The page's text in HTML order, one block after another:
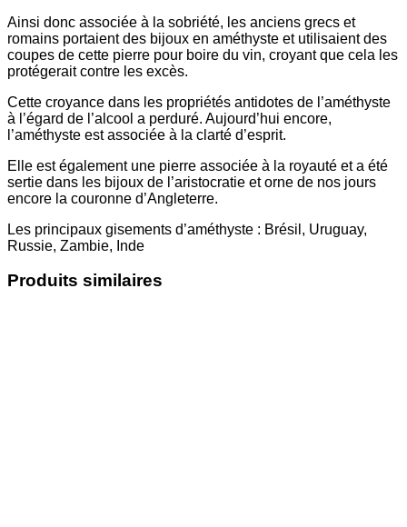
Ainsi donc associée à la sobriété, les anciens grecs et
romains portaient des bijoux en améthyste et utilisaient des
coupes de cette pierre pour boire du vin, croyant que cela les
protégerait contre les excès.
Cette croyance dans les propriétés antidotes de l’améthyste
à l’égard de l’alcool a perduré. Aujourd’hui encore,
l’améthyste est associée à la clarté d’esprit.
Elle est également une pierre associée à la royauté et a été
sertie dans les bijoux de l’aristocratie et orne de nos jours
encore la couronne d’Angleterre.
Les principaux gisements d’améthyste : Brésil, Uruguay,
Russie, Zambie, Inde
Produits similaires